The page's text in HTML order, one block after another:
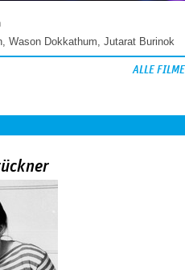
, Wason Dokkathum, Jutarat Burinok
ALLE FILME